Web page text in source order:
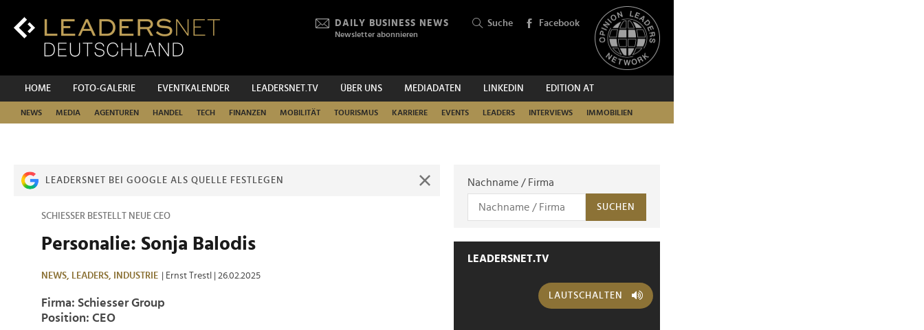
Inhalt
DAILY BUSINESS NEWS
Newsletter abonnieren
Suche Facebook
HOME FOTO-GALERIE EVENTKALENDER LEADERSNET.TV ÜBER UNS MEDIADATEN LINKEDIN EDITION AT
NEWS MEDIA AGENTUREN HANDEL TECH FINANZEN MOBILITÄT TOURISMUS KARRIERE EVENTS LEADERS INTERVIEWS IMMOBILIEN
SUCHEN
LEADERSNET BEI GOOGLE ALS QUELLE FESTLEGEN
SCHIESSER BESTELLT NEUE CEO
Personalie: Sonja Balodis
NEWS, LEADERS, INDUSTRIE | Ernst Trestl | 26.02.2025
Firma: Schiesser Group
Position: CEO
Nachname / Firma
SUCHEN
LEADERSNET.TV
LAUTSCHALTEN